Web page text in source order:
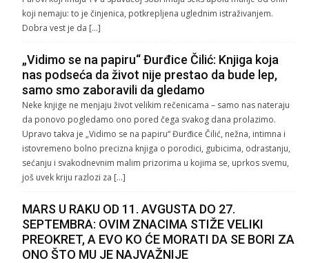
koji nemaju: to je činjenica, potkrepljena uglednim istraživanjem.
Dobra vest je da […]
„Vidimo se na papiru“ Đurđice Čilić: Knjiga koja
nas podseća da život nije prestao da bude lep,
samo smo zaboravili da gledamo
Neke knjige ne menjaju život velikim rečenicama – samo nas nateraju
da ponovo pogledamo ono pored čega svakog dana prolazimo.
Upravo takva je „Vidimo se na papiru“ Đurđice Čilić, nežna, intimna i
istovremeno bolno precizna knjiga o porodici, gubicima, odrastanju,
sećanju i svakodnevnim malim prizorima u kojima se, uprkos svemu,
još uvek kriju razlozi za […]
MARS U RAKU OD 11. AVGUSTA DO 27.
SEPTEMBRA: OVIM ZNACIMA STIŽE VELIKI
PREOKRET, A EVO KO ĆE MORATI DA SE BORI ZA
ONO ŠTO MU JE NAJVAŽNIJE